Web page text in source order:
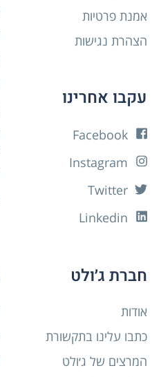
אמנת פרטיות
הצהרת נגישות
עקבו אחרינו
חברת ג׳ולט
אודות
כתבו עלינו בתקשורת
המרצים של ג׳ולט